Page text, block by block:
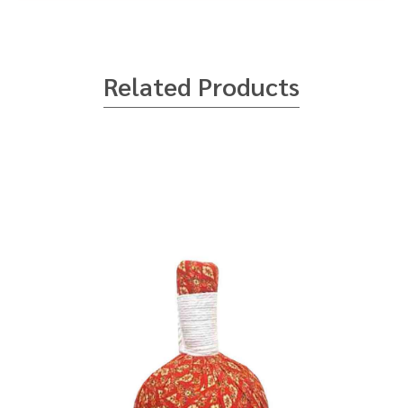
- นำมาประคบร่างกาย หลังจากใช้งานเสร็จเก็บไว้ในตู้
microwave it for 1 to 3 min.
2. When removing the ball from the steamer or
microwave use a thick
Related Products